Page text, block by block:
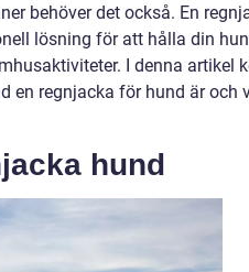
behöver det också. En
lösning för att hålla din
I denna artikel
en regnjacka för hund är och
hund